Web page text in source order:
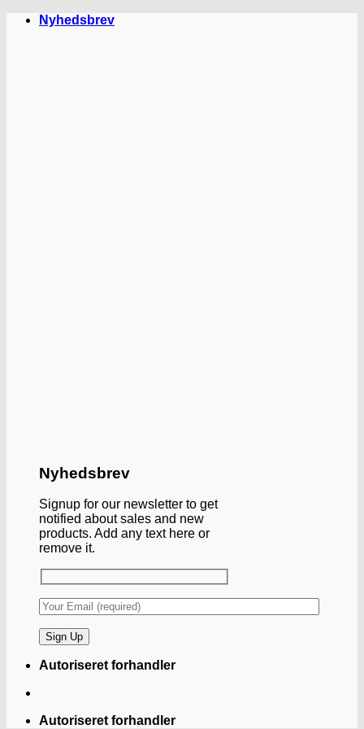
FortsætNyhedsbrev
Nyhedsbrev
Signup for our newsletter to get
notified about sales and new
products. Add any text here or
remove it.
Autoriseret forhandler
Autoriseret forhandler